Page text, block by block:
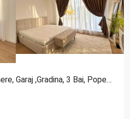
Casa Individuala, 4 Camere, Garaj ,gradina, 3 Bai, Popesti Zona Baciu